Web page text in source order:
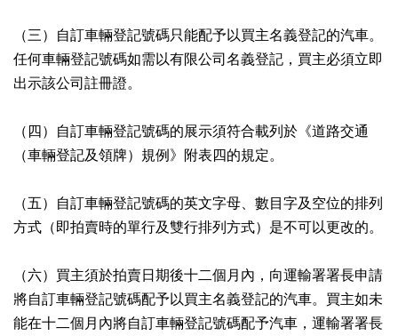
（三）自訂車輛登記號碼只能配予以買主名義登記的汽車。
任何車輛登記號碼如需以有限公司名義登記，買主必須立即
出示該公司註冊證。
（四）自訂車輛登記號碼的展示須符合載列於《道路交通
（車輛登記及領牌）規例》附表四的規定。
（五）自訂車輛登記號碼的英文字母、數目字及空位的排列
方式（即拍賣時的單行及雙行排列方式）是不可以更改的。
（六）買主須於拍賣日期後十二個月內，向運輸署署長申請
將自訂車輛登記號碼配予以買主名義登記的汽車。買主如未
能在十二個月內將自訂車輛登記號碼配予汽車，運輸署署長